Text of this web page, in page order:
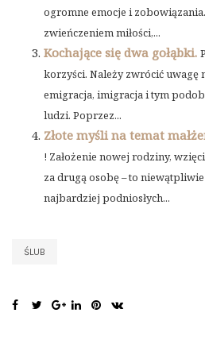
ogromne emocje i
zwieńczeniem miłości,...
Kochające się dwa gołąbki.
korzyści. Należy zwrócić uwagę
emigracja, imigracja i tym
ludzi. Poprzez...
Złote myśli na temat
! Założenie nowej rodziny,
za drugą osobę – to
najbardziej podniosłych...
ŚLUB